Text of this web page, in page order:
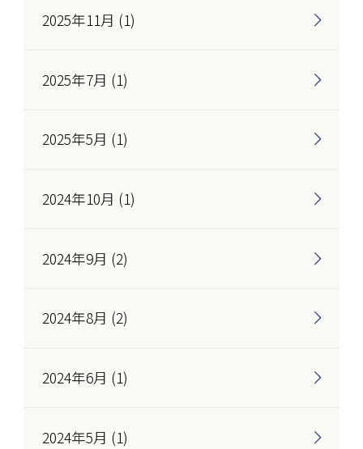
2025年11月 (1)
2025年7月 (1)
2025年5月 (1)
2024年10月 (1)
2024年9月 (2)
2024年8月 (2)
2024年6月 (1)
2024年5月 (1)